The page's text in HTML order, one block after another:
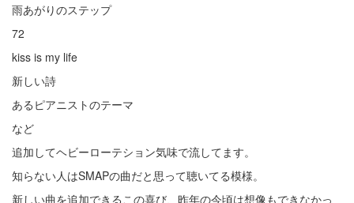
雨あがりのステップ
72
kiss is my life
新しい詩
あるピアニストのテーマ
など
追加してヘビーローテション気味で流してます。
知らない人はSMAPの曲だと思って聴いてる模様。
新しい曲を追加できるこの喜び、 昨年の今頃は想像もできなかっ